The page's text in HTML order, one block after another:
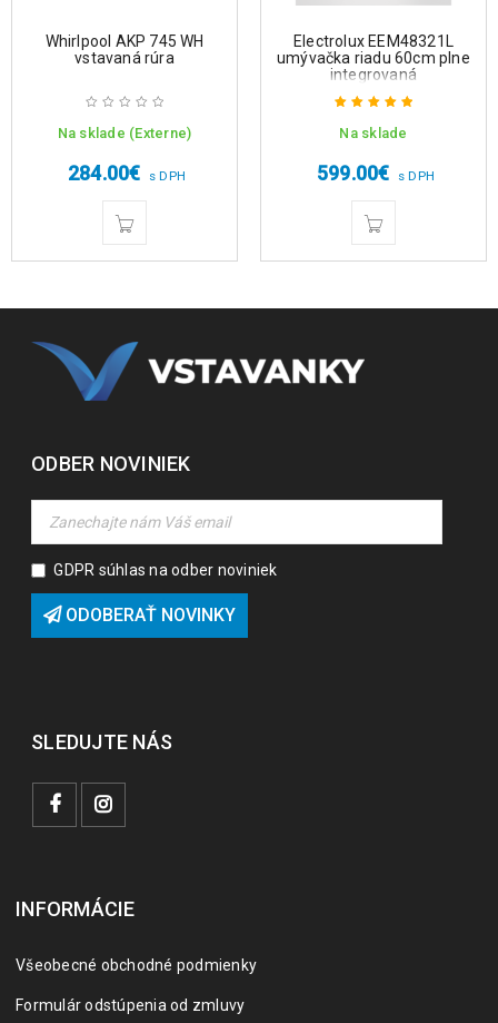
Whirlpool AKP 745 WH
vstavaná rúra
Na sklade (Externe)
284.00€ s DPH
Electrolux EEM48321L
umývačka riadu 60cm plne
integrovaná
Hodnotenie
Na sklade
599.00€ s DPH
ODBER NOVINIEK
GDPR súhlas na odber noviniek
ODOBERAŤ NOVINKY
SLEDUJTE NÁS
INFORMÁCIE
Všeobecné obchodné podmienky
Formulár odstúpenia od zmluvy